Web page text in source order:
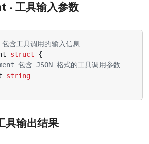
工具输入参数
工具调用的输入信息
struct
{
包含 JSON 格式的工具调用参数
string
输出结果